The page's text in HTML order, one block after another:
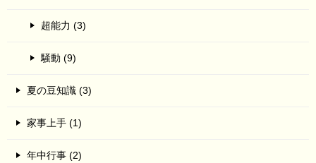
超能力 (3)
騒動 (9)
夏の豆知識 (3)
家事上手 (1)
年中行事 (2)